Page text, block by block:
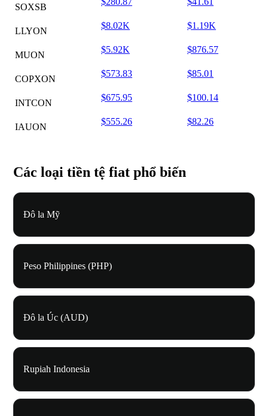
SOXSB
LLYON
$8.02K $1.19K
MUON
$5.92K $876.57
COPXON
$573.83 $85.01
INTCON
$675.95 $100.14
IAUON
$555.26 $82.26
Các loại tiền tệ fiat phổ biến
Đô la Mỹ
Peso Philippines (PHP)
Đô la Úc (AUD)
Rupiah Indonesia